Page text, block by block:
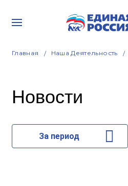
Главная Наша Деятельность
Новости
За период